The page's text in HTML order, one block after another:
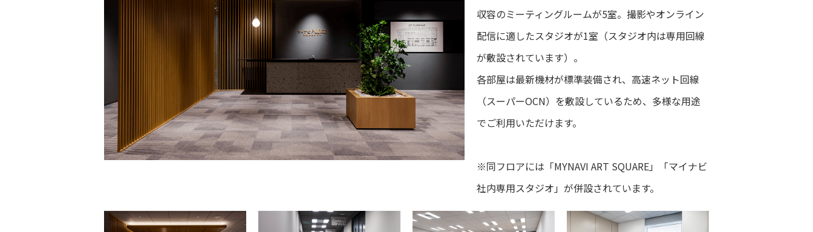
収容のミーティングルームが5室。撮影やオンライン
配信に適したスタジオが1室（スタジオ内は専用回線
が敷設されています）。
各部屋は最新機材が標準装備され、高速ネット回線
（スーパーOCN）を敷設しているため、多様な用途
でご利用いただけます。
※同フロアには「MYNAVI ART SQUARE」「マイナビ
社内専用スタジオ」が併設されています。